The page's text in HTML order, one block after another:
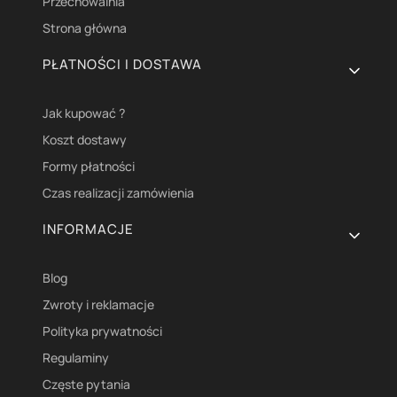
Strona główna
PŁATNOŚCI I DOSTAWA
Jak kupować ?
Koszt dostawy
Formy płatności
Czas realizacji zamówienia
INFORMACJE
Blog
Zwroty i reklamacje
Polityka prywatności
Regulaminy
Częste pytania